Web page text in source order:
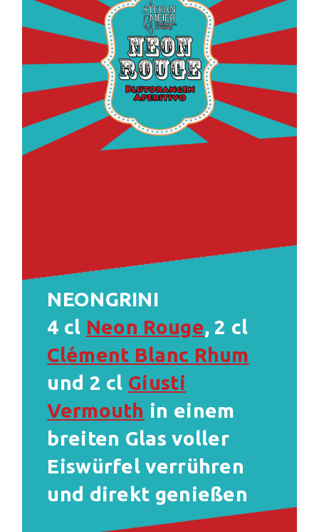
NEONGRINI
4 cl Neon Rouge, 2 cl
Clément Blanc Rhum
und 2 cl Giusti
Vermouth in einem
breiten Glas voller
Eiswürfel verrühren
und direkt genießen